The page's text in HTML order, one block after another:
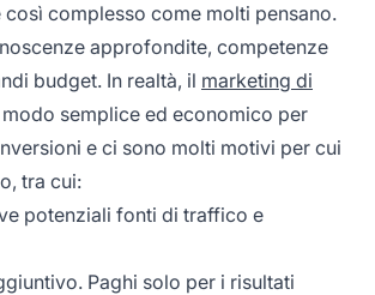
così complesso come molti pensano.
approfondite, competenze
budget. In realtà, il marketing di
modo semplice ed economico per
e ci sono molti motivi per cui
tra cui:
potenziali fonti di traffico e
Paghi solo per i risultati